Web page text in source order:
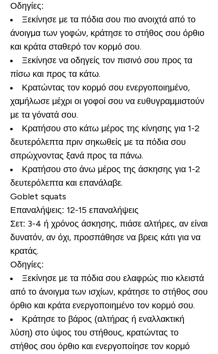
Οδηγίες:
Ξεκίνησε με τα πόδια σου πιο ανοιχτά από το
άνοιγμα των γοφών, κράτησε το στήθος σου όρθιο
και κράτα σταθερό τον κορμό σου.
Ξεκίνησε να οδηγείς τον πισινό σου προς τα
πίσω και προς τα κάτω.
Κρατώντας τον κορμό σου ενεργοποιημένο,
χαμήλωσε μέχρι οι γοφοί σου να ευθυγραμμιστούν
με τα γόνατά σου.
Κρατήσου στο κάτω μέρος της κίνησης για 1-2
δευτερόλεπτα πριν σηκωθείς με τα πόδια σου
σπρώχνοντας ξανά προς τα πάνω.
Κρατήσου στο άνω μέρος της άσκησης για 1-2
δευτερόλεπτα και επανάλαβε.
Goblet squats
Επαναλήψεις: 12-15 επαναλήψεις
Σετ: 3-4 ή χρόνος άσκησης, πιάσε αλτήρες, αν είναι
δυνατόν, αν όχι, προσπάθησε να βρεις κάτι για να
κρατάς.
Οδηγίες:
Ξεκίνησε με τα πόδια σου ελαφρώς πιο κλειστά
από το άνοιγμα των ισχίων, κράτησε το στήθος σου
όρθιο και κράτα ενεργοποιημένο τον κορμό σου.
Κράτησε το βάρος (αλτήρας ή εναλλακτική
λύση) στο ύψος του στήθους, κρατώντας το
στήθος σου όρθιο και ενεργοποίησε τον κορμό